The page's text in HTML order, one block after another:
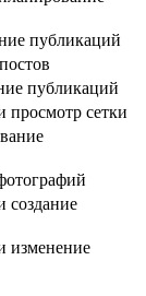
публикаций
публикаций
просмотр сетки
создание
изменение